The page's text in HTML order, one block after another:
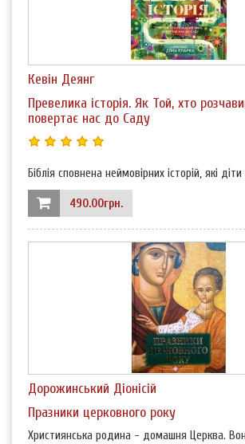
Кевін Деянг
Превелика історія. Як Той, хто
повертає нас до Саду
Біблія сповнена неймовірних історій, які діти
490.00грн.
Дорожинський Діонісій
Празники церковного року
Християнська родина - домашня Церква.